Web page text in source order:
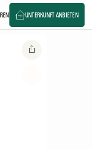
UNTERKUNFT ANBIETEN